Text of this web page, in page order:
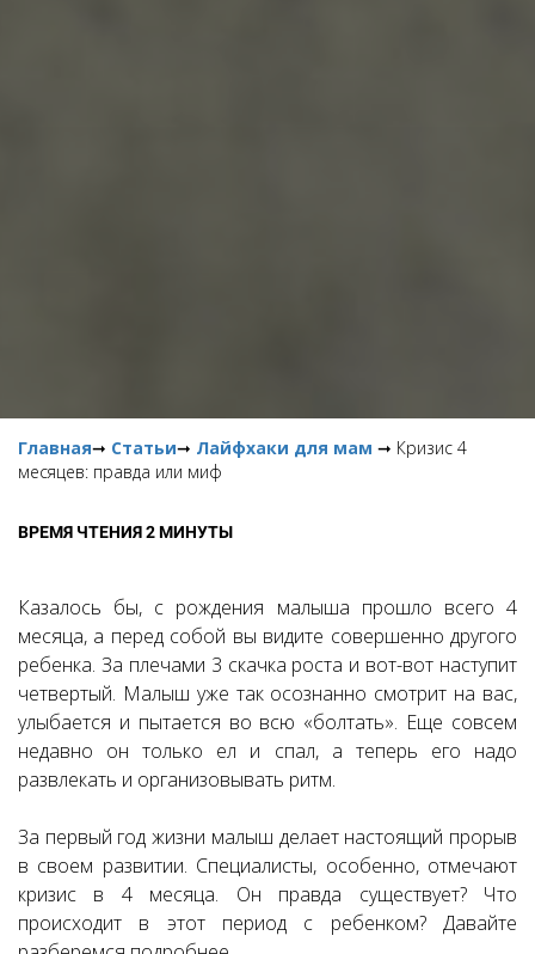
Главная➞ Статьи➞ Лайфхаки для мам ➞ Кризис 4
месяцев: правда или миф
ВРЕМЯ ЧТЕНИЯ 2 МИНУТЫ
Казалось бы, с рождения малыша прошло всего 4
месяца, а перед собой вы видите совершенно другого
ребенка. За плечами 3 скачка роста и вот-вот наступит
четвертый. Малыш уже так осознанно смотрит на вас,
улыбается и пытается во всю «болтать». Еще совсем
недавно он только ел и спал, а теперь его надо
развлекать и организовывать ритм.
За первый год жизни малыш делает настоящий прорыв
в своем развитии. Специалисты, особенно, отмечают
кризис в 4 месяца. Он правда существует? Что
происходит в этот период с ребенком? Давайте